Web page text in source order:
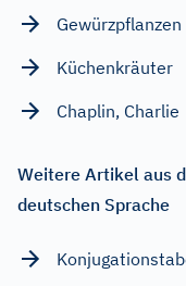
Gewürzpflanzen
Küchenkräuter
Chaplin, Charlie
Weitere Artikel aus
deutschen Sprache